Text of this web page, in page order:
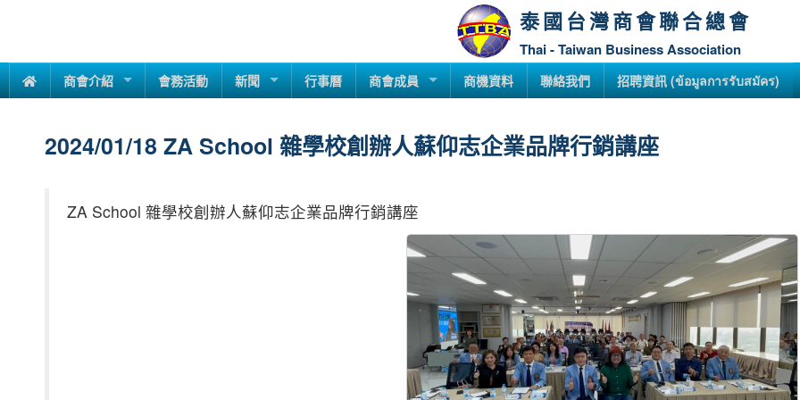
泰國台灣商會聯合總會
Thai - Taiwan Business Association
商會介紹 會務活動 新聞 行事曆 商會成員 商機資料 聯絡我們 招聘資訊 (ข้อมูลการรับสมัคร)
2024/01/18 ZA School 雜學校創辦人蘇仰志企業品牌行銷講座
ZA School 雜學校創辦人蘇仰志企業品牌行銷講座